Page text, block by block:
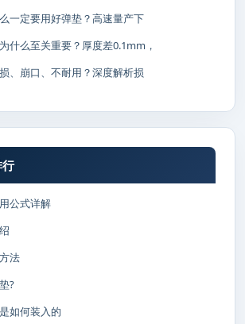
一定要用好弹垫？高速量产下
什么至关重要？厚度差0.1mm，
、崩口、不耐用？深度解析损
公式详解
法
?
如何装入的